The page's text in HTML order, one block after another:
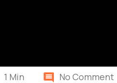
1 Min No Comment